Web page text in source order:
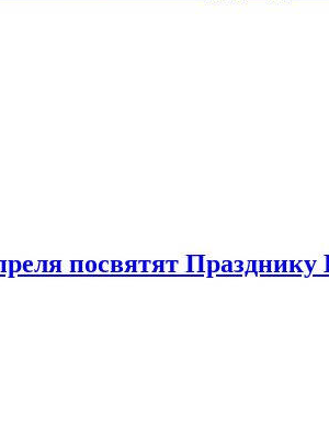
посвятят